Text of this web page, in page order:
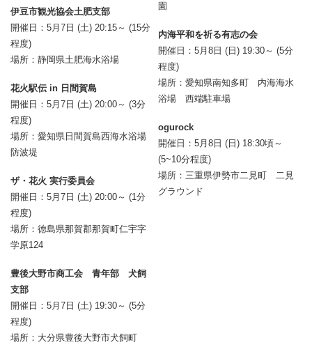
伊豆市観光協会土肥支部
開催日：5月7日 (土) 20:15～ (15分
程度)
場所：静岡県土肥海水浴場
花火駅伝 in 日間賀島
開催日：5月7日 (土) 20:00～ (3分
程度)
場所：愛知県日間賀島西海水浴場
防波堤
ザ・花火 実行委員会
開催日：5月7日 (土) 20:00～ (1分
程度)
場所：徳島県那賀郡那賀町仁宇字
学原124
豊後大野市商工会 青年部 犬飼
支部
開催日：5月7日 (土) 19:30～ (5分
程度)
場所：大分県豊後大野市犬飼町
園
内海平和を祈る有志の会
開催日：5月8日 (日) 19:30～ (5分
程度)
場所：愛知県南知多町 内海海水
浴場 西端駐車場
ogurock
開催日：5月8日 (日) 18:30頃～
(5~10分程度)
場所：三重県伊勢市二見町 二見
グラウンド